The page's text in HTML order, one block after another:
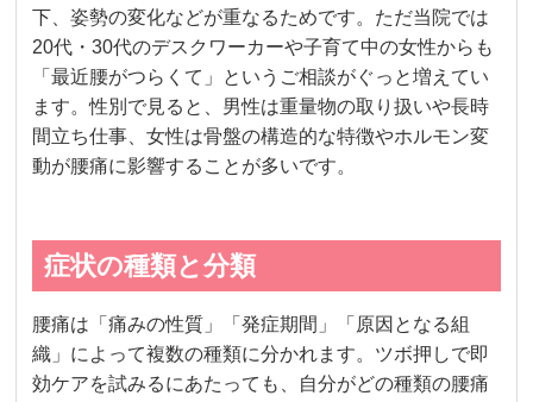
下、姿勢の変化などが重なるためです。ただ当院では
20代・30代のデスクワーカーや子育て中の女性からも
「最近腰がつらくて」というご相談がぐっと増えてい
ます。性別で見ると、男性は重量物の取り扱いや長時
間立ち仕事、女性は骨盤の構造的な特徴やホルモン変
動が腰痛に影響することが多いです。
症状の種類と分類
腰痛は「痛みの性質」「発症期間」「原因となる組
織」によって複数の種類に分かれます。ツボ押しで即
効ケアを試みるにあたっても、自分がどの種類の腰痛